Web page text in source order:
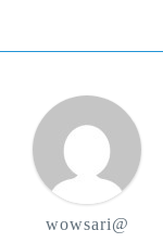
wowsari@